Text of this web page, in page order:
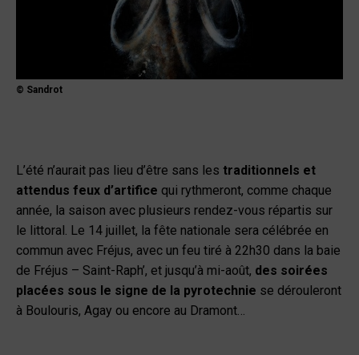
© Sandrot
L’été n’aurait pas lieu d’être sans les traditionnels et
attendus feux d’artifice qui rythmeront, comme chaque
année, la saison avec plusieurs rendez-vous répartis sur
le littoral. Le 14 juillet, la fête nationale sera célébrée en
commun avec Fréjus, avec un feu tiré à 22h30 dans la baie
de Fréjus – Saint-Raph’, et jusqu’à mi-août, des soirées
placées sous le signe de la pyrotechnie se dérouleront
à Boulouris, Agay ou encore au Dramont…